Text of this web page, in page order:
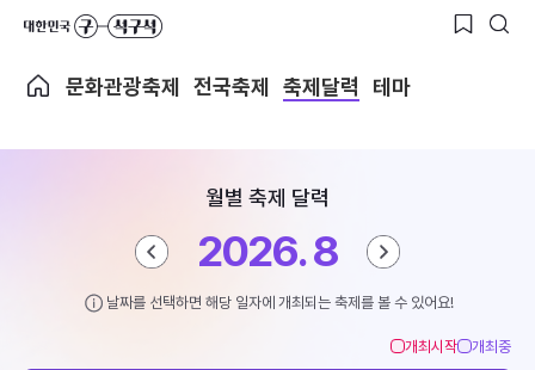
문화관광축제 전국축제 축제달력 테마
월별 축제 달력
2026. 8
날짜를 선택하면 해당 일자에 개최되는 축제를 볼 수 있어요!
개최시작 개최중